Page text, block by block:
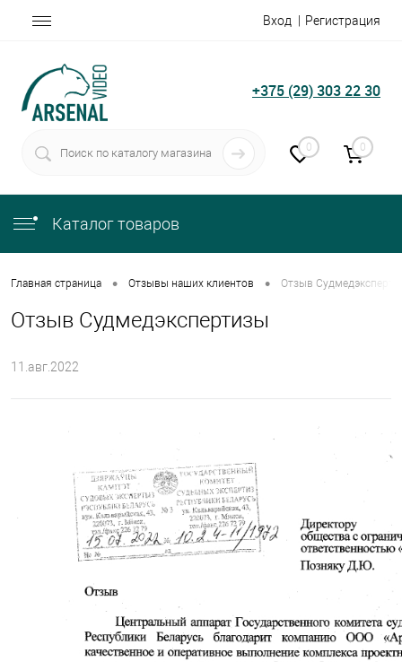
Вход Регистрация
+375 (29) 303 22 30
0 0
Каталог товаров
Главная страница • Отзывы наших клиентов • Отзыв
Отзыв Судмедэкспертизы
11.авг.2022